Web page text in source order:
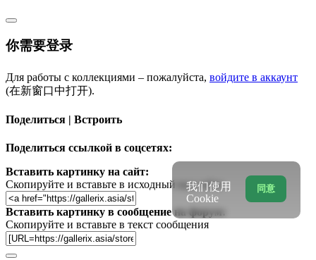
你需要登录
Для работы с коллекциями – пожалуйста, войдите в аккаунт
(在新窗口中打开).
Поделиться | Встроить
Поделиться ссылкой в соцсетях:
Вставить картинку на сайт:
Скопируйте и вставьте в исходный код сайта
Вставить картинку в сообщение на форум:
Скопируйте и вставьте в текст сообщения
同意
我们使用
Cookie